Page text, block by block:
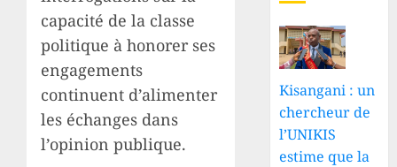
capacité de la classe
politique à honorer ses
engagements
continuent d’alimenter
les échanges dans
l’opinion publique.
Kisangani : un
chercheur de
l’UNIKIS
estime que la